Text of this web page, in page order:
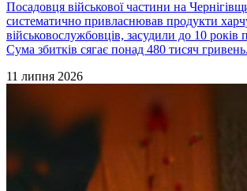
Посадовця військової частини на
систематично привласнював продукти
військовослужбовців, засудили до 10 років
Сума збитків сягає понад 480 тисяч гривень.
11 липня 2026